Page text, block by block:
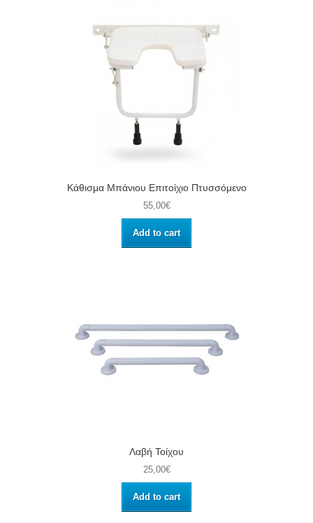
Κάθισμα Μπάνιου Επιτοίχιο Πτυσσόμενο
55,00€
Add to cart
Λαβή Τοίχου
25,00€
Add to cart